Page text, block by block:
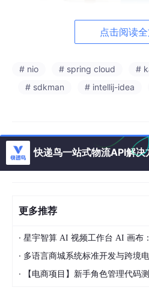
点击阅读
# nio # spring cloud #
# sdkman
# intellij-idea
快递鸟一站式物流API解决
更多推荐
· 星宇智算 AI 视频工作台 AI 画布：电商商用
· 多语言商城系统标准开发与跨境
· 【电商项目】新手角色管理代码